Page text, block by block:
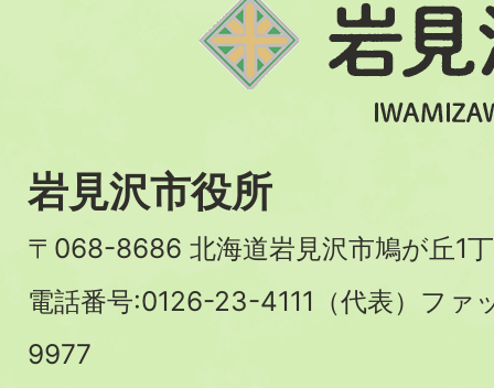
岩見沢市役所
〒068-8686 北海道岩見沢市鳩が丘1
電話番号:0126-23-4111（代表）フ
9977